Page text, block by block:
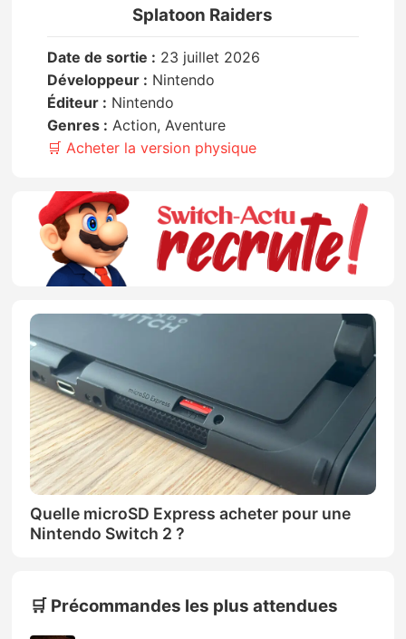
Splatoon Raiders
Date de sortie : 23 juillet 2026
Développeur : Nintendo
Éditeur : Nintendo
Genres : Action, Aventure
🛒 Acheter la version physique
Quelle microSD Express acheter pour une
Nintendo Switch 2 ?
🛒 Précommandes les plus attendues